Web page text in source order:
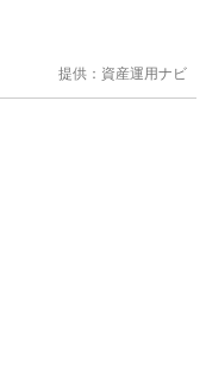
提供：資産運用ナビ